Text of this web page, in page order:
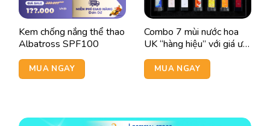
Kem chống nắng thể thao
Albatross SPF100
MUA NGAY
Combo 7 mùi nước hoa
UK “hàng hiệu” với giá ưu
đãi
MUA NGAY